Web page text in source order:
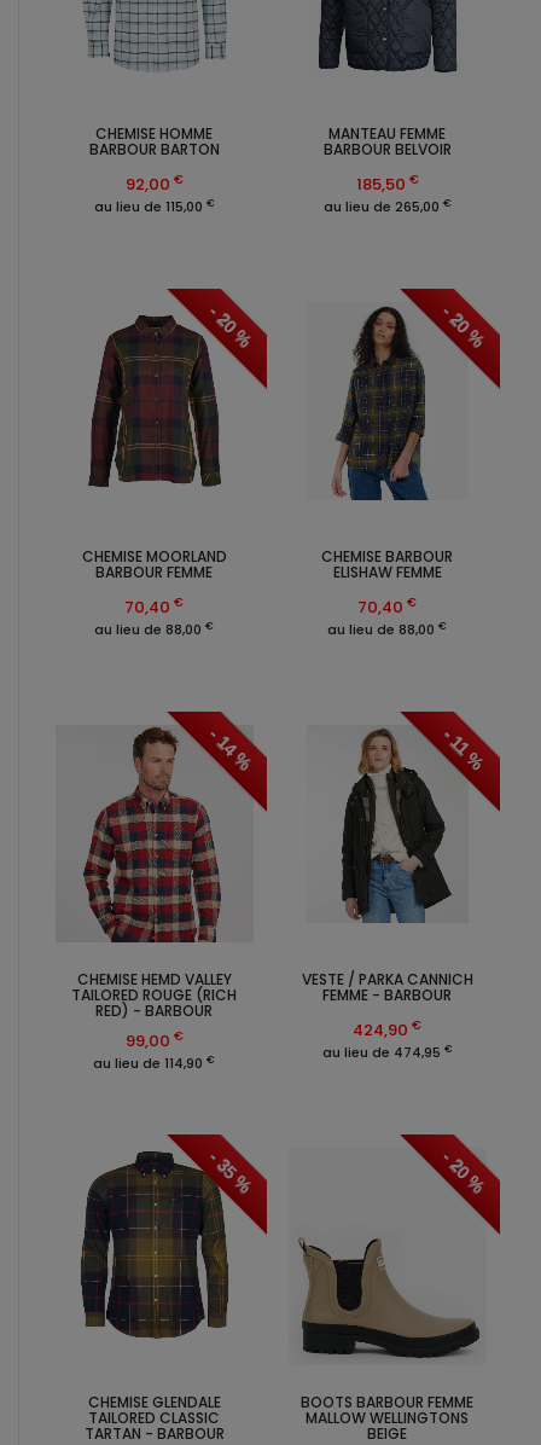
CHEMISE HOMME
BARBOUR BARTON
92,00 €
au lieu de 115,00 €
MANTEAU FEMME
BARBOUR BELVOIR
185,50 €
au lieu de 265,00 €
- 20 %
CHEMISE MOORLAND
BARBOUR FEMME
70,40€
au lieu de 88,00€
- 20 %
CHEMISE BARBOUR
ELISHAW FEMME
70,40€
au lieu de 88,00€
- 14 %
CHEMISE HEMD VALLEY
TAILORED ROUGE (RICH
RED) - BARBOUR
99,00 €
au lieu de 114,90€
- 11 %
VESTE / PARKA CANNICH
FEMME - BARBOUR
424,90€
au lieu de 474,95 €
- 35 %
CHEMISE GLENDALE
TAILORED CLASSIC
TARTAN - BARBOUR
- 20 %
BOOTS BARBOUR FEMME
MALLOW WELLINGTONS
BEIGE